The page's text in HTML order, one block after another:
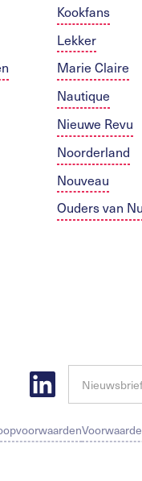
Kookfans
Lekker
Marie Claire
Nautique
Nieuwe Revu
Noorderland
Nouveau
Ouders van Nu